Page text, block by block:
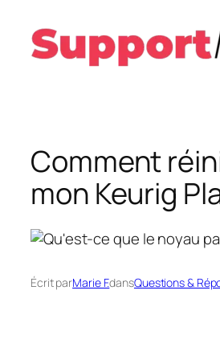
contenu
Comment
mon Keurig
Écrit parMarie F.dansQuestions &